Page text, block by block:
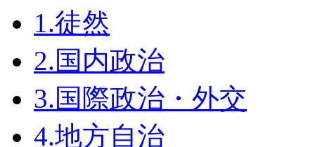
1.徒然
2.国内政治
3.国際政治・外交
4.地方自治